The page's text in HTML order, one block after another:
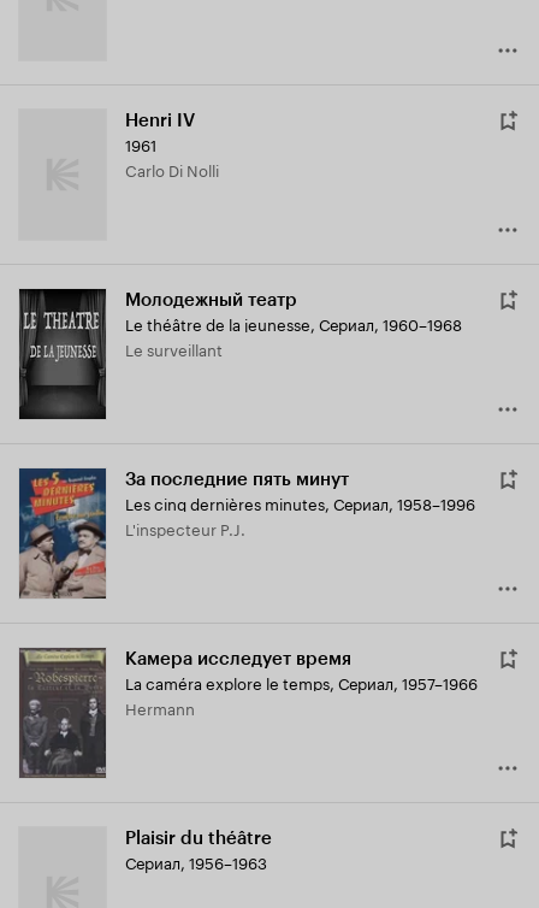
Henri IV
1961
Carlo Di Nolli
Молодежный театр
Le théâtre de la jeunesse, Сериал, 1960–1968
Le surveillant
За последние пять минут
Les cinq dernières minutes, Сериал, 1958–1996
L'inspecteur P.J.
Камера исследует время
La caméra explore le temps, Сериал, 1957–1966
Hermann
Plaisir du théâtre
Сериал, 1956–1963